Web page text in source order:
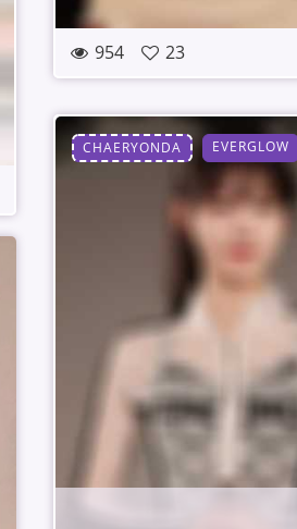
954 23
CHAERYONDA EVERGLOW